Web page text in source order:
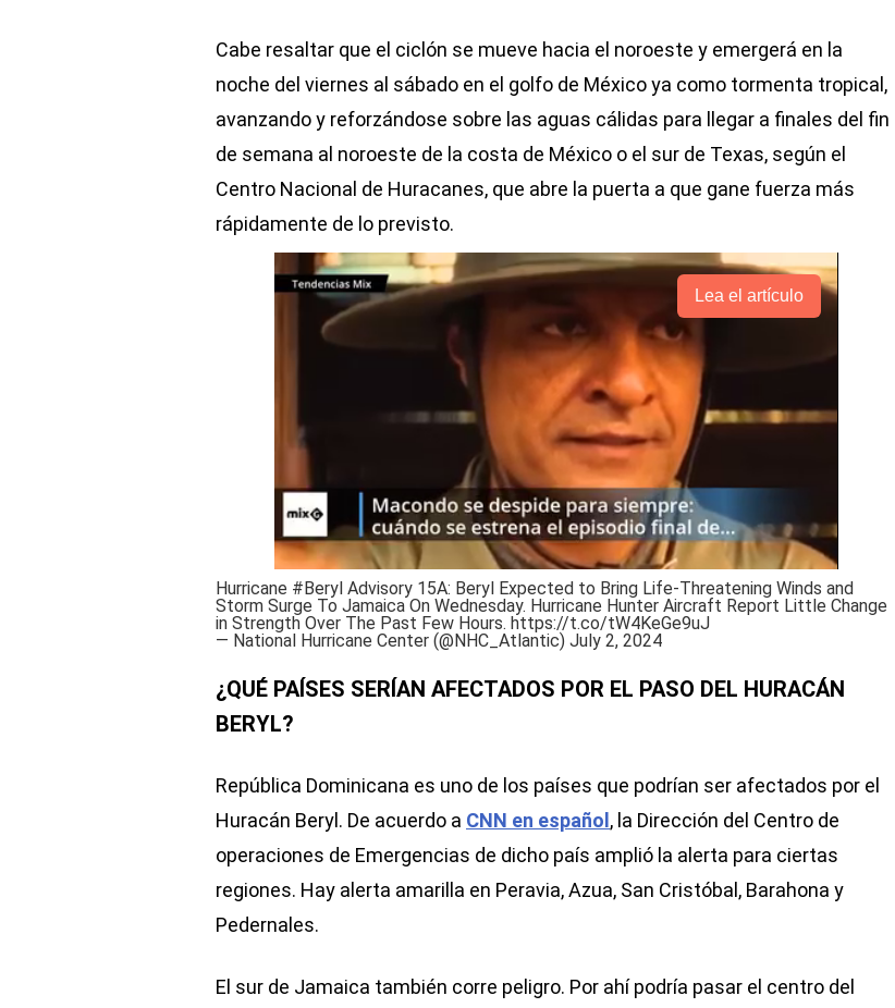
Cabe resaltar que el ciclón se mueve hacia el noroeste y emergerá en la
noche del viernes al sábado en el golfo de México ya como tormenta tropical,
avanzando y reforzándose sobre las aguas cálidas para llegar a finales del fin
de semana al noroeste de la costa de México o el sur de Texas, según el
Centro Nacional de Huracanes, que abre la puerta a que gane fuerza más
rápidamente de lo previsto.
Lea el artículo
Hurricane #Beryl Advisory 15A: Beryl Expected to Bring Life-Threatening Winds and
Storm Surge To Jamaica On Wednesday. Hurricane Hunter Aircraft Report Little Change
in Strength Over The Past Few Hours. https://t.co/tW4KeGe9uJ
— National Hurricane Center (@NHC_Atlantic) July 2, 2024
¿QUÉ PAÍSES SERÍAN AFECTADOS POR EL PASO DEL HURACÁN
BERYL?
República Dominicana es uno de los países que podrían ser afectados por el
Huracán Beryl. De acuerdo a CNN en español , la Dirección del Centro de
operaciones de Emergencias de dicho país amplió la alerta para ciertas
regiones. Hay alerta amarilla en Peravia, Azua, San Cristóbal, Barahona y
Pedernales.
El sur de Jamaica también corre peligro. Por ahí podría pasar el centro del